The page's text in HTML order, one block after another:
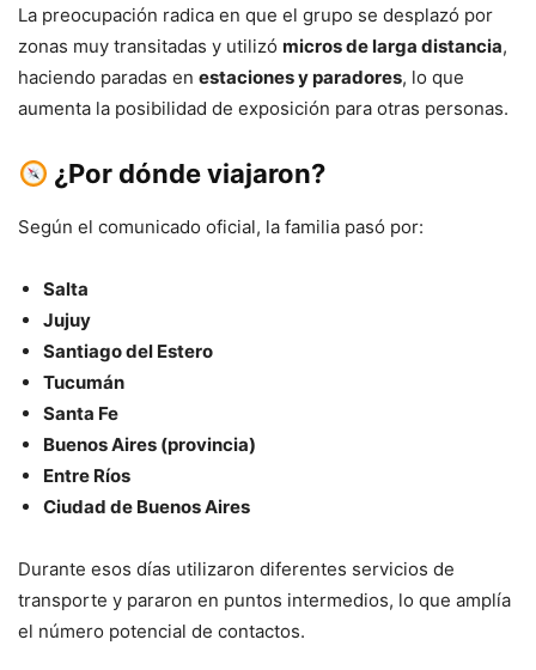
La preocupación radica en que el grupo se desplazó por
zonas muy transitadas y utilizó micros de larga distancia,
haciendo paradas en estaciones y paradores, lo que
aumenta la posibilidad de exposición para otras personas.
¿Por dónde viajaron?
Según el comunicado oficial, la familia pasó por:
Salta
Jujuy
Santiago del Estero
Tucumán
Santa Fe
Buenos Aires (provincia)
Entre Ríos
Ciudad de Buenos Aires
Durante esos días utilizaron diferentes servicios de
transporte y pararon en puntos intermedios, lo que amplía
el número potencial de contactos.